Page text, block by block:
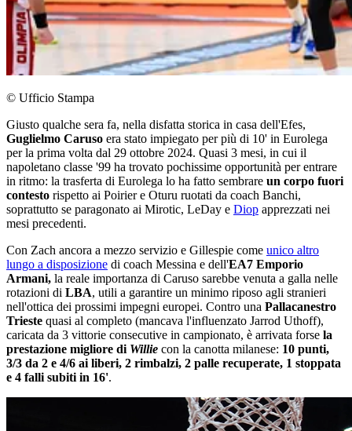
© Ufficio Stampa
Giusto qualche sera fa, nella disfatta storica in casa dell'Efes,
Guglielmo Caruso era stato impiegato per più di 10' in Eurolega
per la prima volta dal 29 ottobre 2024. Quasi 3 mesi, in cui il
napoletano classe '99 ha trovato pochissime opportunità per entrare
in ritmo: la trasferta di Eurolega lo ha fatto sembrare un corpo fuori
contesto rispetto ai Poirier e Oturu ruotati da coach Banchi,
soprattutto se paragonato ai Mirotic, LeDay e Diop apprezzati nei
mesi precedenti.
Con Zach ancora a mezzo servizio e Gillespie come unico altro
lungo a disposizione di coach Messina e dell'EA7 Emporio
Armani, la reale importanza di Caruso sarebbe venuta a galla nelle
rotazioni di LBA, utili a garantire un minimo riposo agli stranieri
nell'ottica dei prossimi impegni europei. Contro una Pallacanestro
Trieste quasi al completo (mancava l'influenzato Jarrod Uthoff),
caricata da 3 vittorie consecutive in campionato, è arrivata forse la
prestazione migliore di Willie con la canotta milanese: 10 punti,
3/3 da 2 e 4/6 ai liberi, 2 rimbalzi, 2 palle recuperate, 1 stoppata
e 4 falli subiti in 16'.